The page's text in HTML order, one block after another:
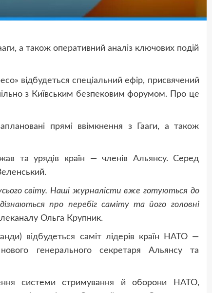
а також оперативний аналіз ключових подій
відбудеться спеціальний ефір, присвячений
з Київським безпековим форумом. Про це
прямі ввімкнення з Гааги, а також
та урядів країн — членів Альянсу. Серед
світу. Наші журналісти вже готуються до
про перебіг саміту та його головні
Ольга Крупник.
відбудеться саміт лідерів країн НАТО —
генерального секретаря Альянсу та
системи стримування й оборони НАТО,